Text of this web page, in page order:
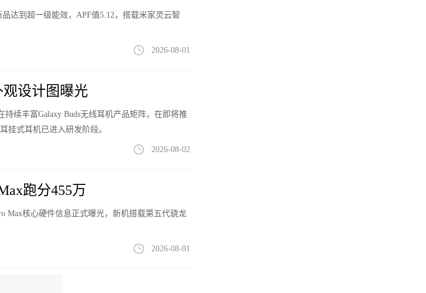
达到超一级能效，APF值5.12，搭载米家灵云智
2026-08-01
设计图曝光
续丰富Galaxy Buds无线耳机产品矩阵，在即将推
挂式耳机已进入研发阶段。
2026-08-02
跑分455万
Max核心硬件信息正式曝光，新机搭载第五代骁龙
2026-08-01
攻略